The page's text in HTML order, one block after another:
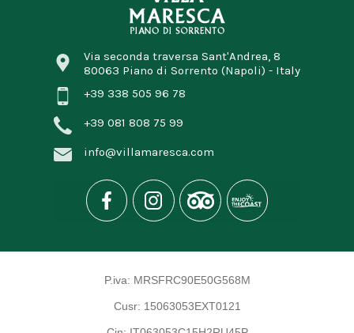
Via seconda traversa Sant'Andrea, 8
80063 Piano di Sorrento (Napoli) - Italy
+39 338 505 96 78
+39 081 808 75 99
info@villamaresca.com
Enjoy the coast
P.iva: MRSFRC90E50G568M
Cusr: 15063053EXT0121